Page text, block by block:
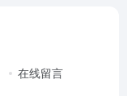
在线留言